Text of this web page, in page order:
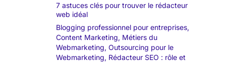
7 astuces clés pour trouver le rédacteur
web idéal
Blogging professionnel pour entreprises,
Content Marketing, Métiers du
Webmarketing, Outsourcing pour le
Webmarketing, Rédacteur SEO : rôle et